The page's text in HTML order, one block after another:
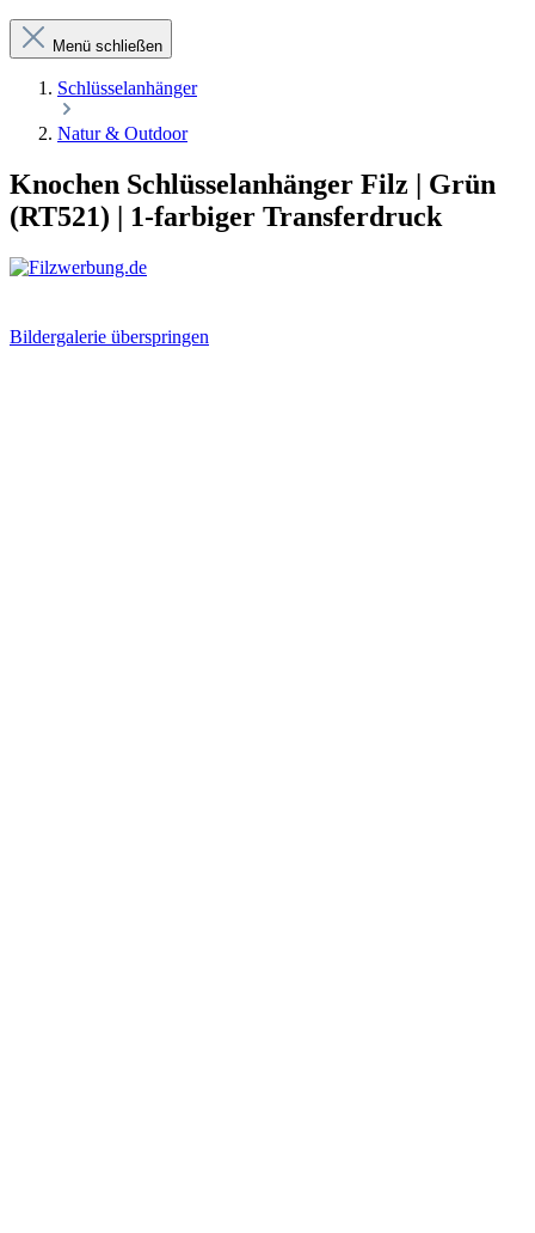
Menü schließen
Schlüsselanhänger
Natur & Outdoor
Knochen Schlüsselanhänger Filz | Grün
(RT521) | 1-farbiger Transferdruck
Bildergalerie überspringen